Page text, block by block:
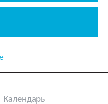
Календарь